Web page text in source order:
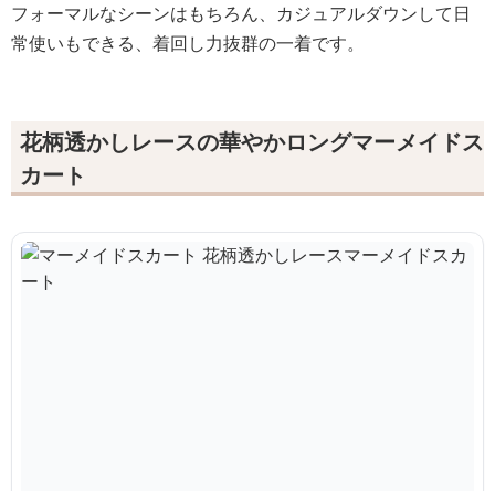
フォーマルなシーンはもちろん、カジュアルダウンして日
常使いもできる、着回し力抜群の一着です。
花柄透かしレースの華やかロングマーメイドス
カート